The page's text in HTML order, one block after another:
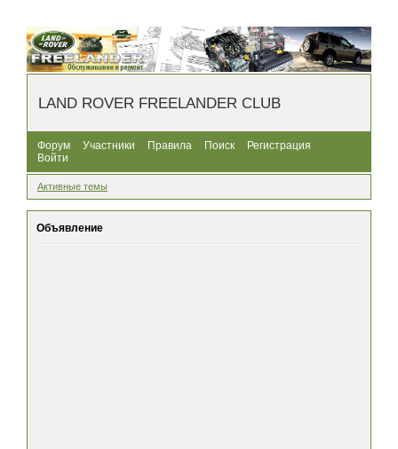
LAND ROVER FREELANDER CLUB
Форум Участники Правила Поиск
Регистрация
Войти
Активные темы
Объявление